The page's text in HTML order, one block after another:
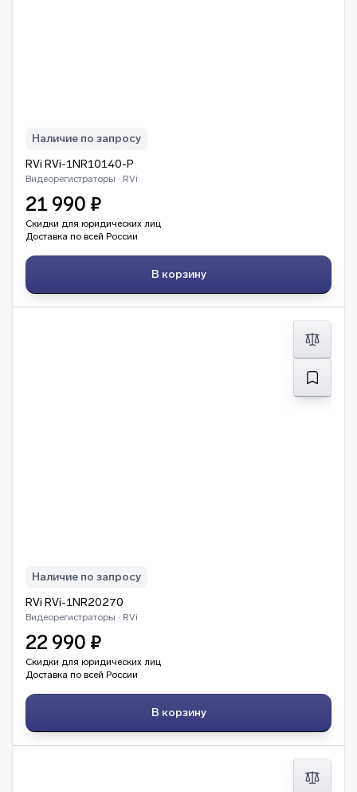
Наличие по запросу
RVi RVi-1NR10140-P
Видеорегистраторы · RVi
21 990 ₽
Скидки для юридических лиц
Доставка по всей России
В корзину
Наличие по запросу
RVi RVi-1NR20270
Видеорегистраторы · RVi
22 990 ₽
Скидки для юридических лиц
Доставка по всей России
В корзину